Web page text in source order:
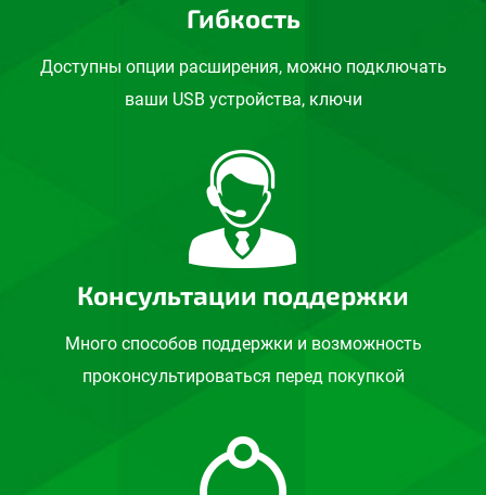
Гибкость
Доступны опции расширения, можно подключать
ваши USB устройства, ключи
Консультации поддержки
Много способов поддержки и возможность
проконсультироваться перед покупкой